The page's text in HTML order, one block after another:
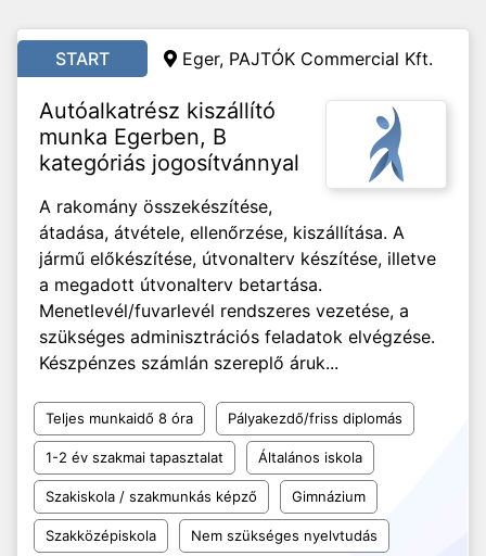
START Eger, PAJTÓK Commercial Kft.
Autóalkatrész kiszállító
munka Egerben, B
kategóriás jogosítvánnyal
A rakomány összekészítése,
átadása, átvétele, ellenőrzése, kiszállítása. A
jármű előkészítése, útvonalterv készítése, illetve
a megadott útvonalterv betartása.
Menetlevél/fuvarlevél rendszeres vezetése, a
szükséges adminisztrációs feladatok elvégzése.
Készpénzes számlán szereplő áruk...
Teljes munkaidő 8 óra Pályakezdő/friss diplomás
1-2 év szakmai tapasztalat Általános iskola
Szakiskola / szakmunkás képző Gimnázium
Szakközépiskola Nem szükséges nyelvtudás